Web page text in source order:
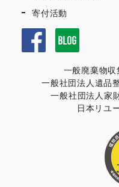
寄付活動
一般廃棄物
一般社団法人遺品
一般社団法人家
日本リユ